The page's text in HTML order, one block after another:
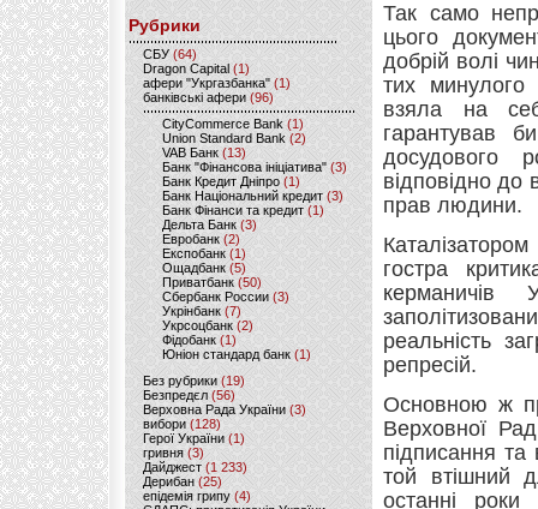
Рубрики
CБУ (64)
Dragon Capital (1)
афери "Укргазбанка" (1)
банківські афери (96)
CityCommerce Bank (1)
Union Standard Bank (2)
VAB Банк (13)
Банк "Фінансова ініціатива" (3)
Банк Кредит Дніпро (1)
Банк Національний кредит (3)
Банк Фінанси та кредит (1)
Дельта Банк (3)
Евробанк(2)
Експобанк (1)
Ощадбанк(5)
Приватбанк (50)
Сбербанк России (3)
Укрінбанк(7)
Укрсоцбанк (2)
Фідобанк (1)
Юніон стандард банк(1)
Без рубрики (19)
Безпредєл(56)
Верховна Рада України (3)
вибори(128)
Герої України(1)
гривня (3)
Дайджест (1 233)
Дерибан (25)
епідемія грипу (4)
Так само
цього
добрій волі
тих минулого
взяла на
гарантував
досудового
відповідно до
прав людини.
гостра
керманичів
реальність
репресій.
Основною ж
Верховної
підписання
той втішний
останні роки